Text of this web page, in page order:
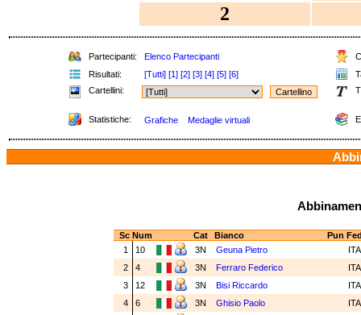
2
Partecipanti: Elenco Partecipanti
Risultati:
[Tutti] [1] [2] [3] [4] [5] [6]
Cartellini:
Statistiche: Grafiche Medaglie virtuali
Sc Num Cat Bianco Pun
1
10 3N Geuna Pietro
2
4 3N Ferraro Federico
3
12 3N Bisi Riccardo
4
6 3N Ghisio Paolo